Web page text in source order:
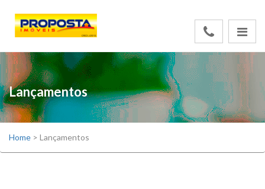
Lançamentos
Home > Lançamentos